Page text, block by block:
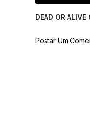
DEAD OR
Postar Um